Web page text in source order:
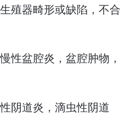
殖器畸形或缺陷，不合
性盆腔炎，盆腔肿物，
阴道炎，滴虫性阴道